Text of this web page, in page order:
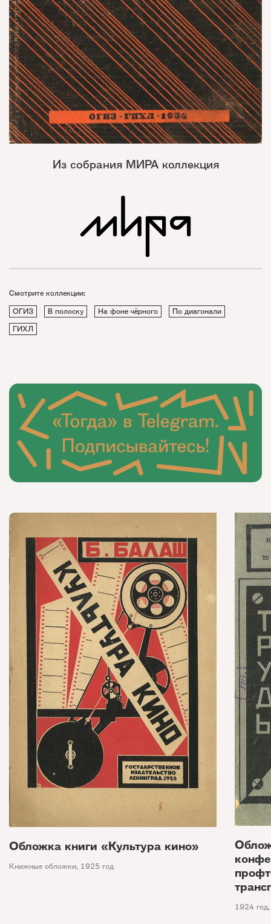
Из собрания МИРА коллекция
Смотрите коллекции:
ОГИЗ
В полоску На фоне чёрного
По диагонали
ГИХЛ
Обложка книги «Культура кино»
Книжные обложки, 1925 год
1924 год